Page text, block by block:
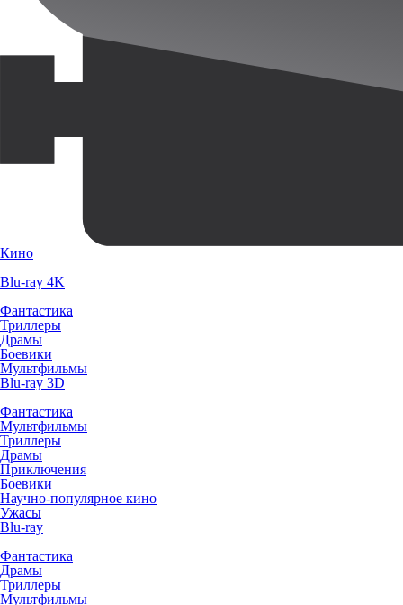
Кино
Blu-ray 4K
Фантастика
Триллеры
Драмы
Боевики
Мультфильмы
Blu-ray 3D
Фантастика
Мультфильмы
Триллеры
Драмы
Приключения
Боевики
Научно-популярное кино
Ужасы
Blu-ray
Фантастика
Драмы
Триллеры
Мультфильмы